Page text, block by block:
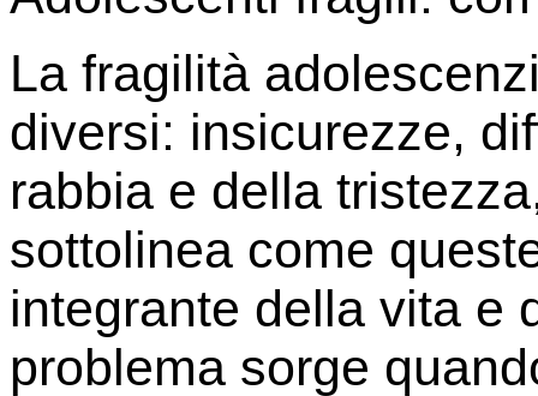
La fragilità
diversi: insicurezze,
rabbia e della
sottolinea come
integrante della vita e
problema sorge